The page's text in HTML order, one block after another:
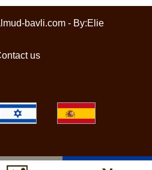
bavli.com - By:Elie
us